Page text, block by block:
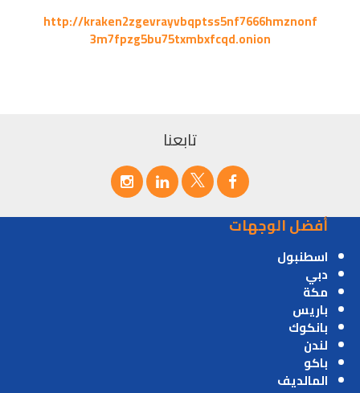
http://kraken2zgevrayvbqptss5nf7666hmznonf
3m7fpzg5bu75txmbxfcqd.onion
تابعنا
أفضل الوجهات
اسطنبول
دبي
مكة
باريس
بانكوك
لندن
باكو
المالديف